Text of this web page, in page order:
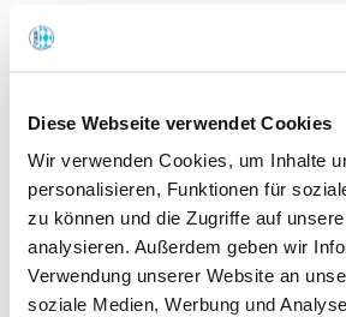
Diese Webseite verwendet Cookies
Wir verwenden Cookies, um Inhalte
personalisieren, Funktionen für
zu können und die Zugriffe auf
analysieren. Außerdem geben wir
Verwendung unserer Website an
soziale Medien, Werbung und
Offene Seminare
Tagen im Palais
Wirte-und Unternehmerbrief
Lernplattform BOUNTI
Partner
Branchennahe